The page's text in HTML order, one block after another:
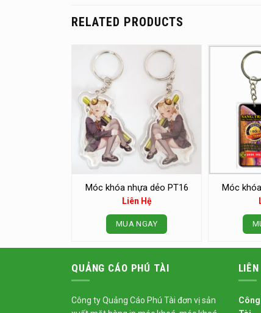
RELATED PRODUCTS
Móc khóa nhựa dẻo PT16
Liên Hệ
MUA NGAY
Móc
QUẢNG CÁO PHÚ TÀI
Công ty Quảng Cáo Phú Tài đơn vị sản